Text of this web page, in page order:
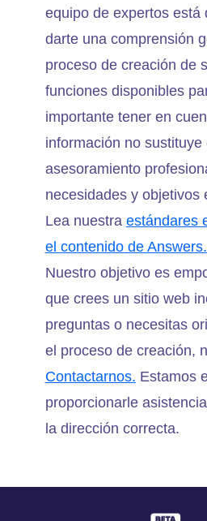
equipo de expertos está
darte una comprensión
proceso de creación de
funciones disponibles
importante tener en
información no sustituye
asesoramiento
necesidades y objetivos
Lea nuestra estándares
el contenido de Answers.
Nuestro objetivo es
que crees un sitio web
preguntas o necesitas
el proceso de creación,
Contactarnos. Estamos
proporcionarle
la dirección correcta.